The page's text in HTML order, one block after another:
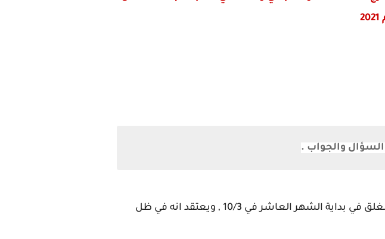
والجواب .
استمارة النقل تنفتح يوم 8/15 بشهر الثامن من كل سنه والمفروض تنغلق في بداية الشهر العاشر في 10/3 , ويعتقد انه في ظل